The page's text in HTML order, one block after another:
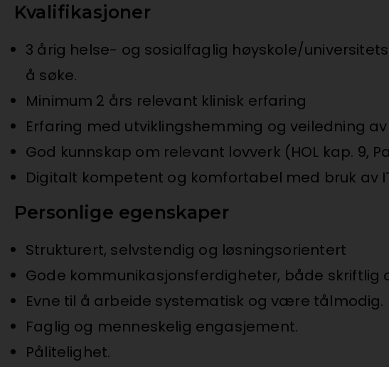
Kvalifikasjoner
3 årig helse- og sosialfaglig høyskole/
å søke.
Minimum 2 års relevant klinisk erfaring
Erfaring med utviklingshemming og veiledning
God kunnskap om relevant lovverk (HOL kap. 9,
Digitalt kompetent og komfortabel med bruk av
Personlige egenskaper
Strukturert, selvstendig og løsningsorientert
Gode kommunikasjonsferdigheter, både
Evne til å arbeide systematisk og være tålmodig.
Faglig og menneskelig engasjement.
Pålitelighet.